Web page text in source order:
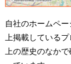
自社のホームペ
上掲載している
上の歴史のなか